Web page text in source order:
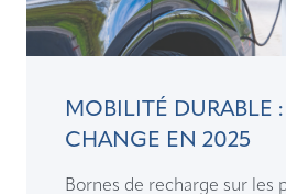
MOBILITÉ DURABLE
CHANGE EN 2025
Bornes de recharge sur les